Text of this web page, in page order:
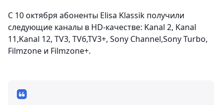
С 10 октября абоненты Elisa Klassik получили
следующие каналы в HD-качестве: Kanal 2, Kanal
11,Kanal 12, TV3, TV6,TV3+, Sony Channel,Sony Turbo,
Filmzone и Filmzone+.